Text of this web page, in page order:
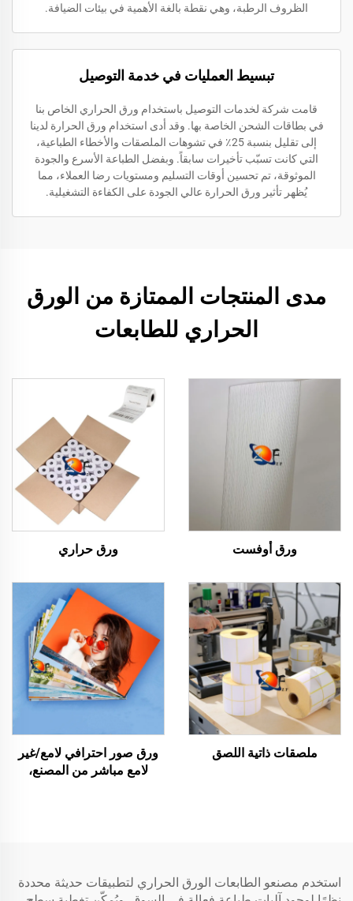
الظروف الرطبة، وهي نقطة بالغة الأهمية في بيئات الضيافة.
تبسيط العمليات في خدمة التوصيل
قامت شركة لخدمات التوصيل باستخدام ورق الحراري الخاص بنا
في بطاقات الشحن الخاصة بها. وقد أدى استخدام ورق الحرارة لدينا
إلى تقليل بنسبة 25٪ في تشوهات الملصقات والأخطاء الطباعية،
التي كانت تسبّب تأخيرات سابقاً. وبفضل الطباعة الأسرع والجودة
الموثوقة، تم تحسين أوقات التسليم ومستويات رضا العملاء، مما
يُظهر تأثير ورق الحرارة عالي الجودة على الكفاءة التشغيلية.
مدى المنتجات الممتازة من الورق
الحراري للطابعات
ورق أوفست ورق حراري
ملصقات ذاتية اللصق
ورق صور احترافي لامع/غير
لامع مباشر من المصنع،
استخدم مصنعو الطابعات الورق الحراري لتطبيقات حديثة محددة